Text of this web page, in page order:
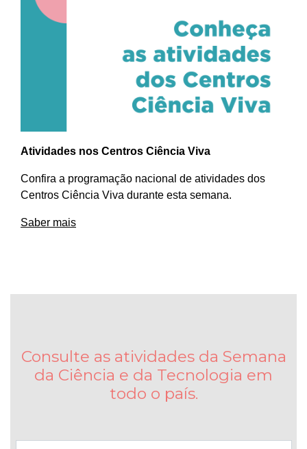
Atividades nos Centros Ciência Viva
Confira a programação nacional de atividades dos
Centros Ciência Viva durante esta semana.
Saber mais
Consulte as atividades da Semana
da Ciência e da Tecnologia em
todo o país.